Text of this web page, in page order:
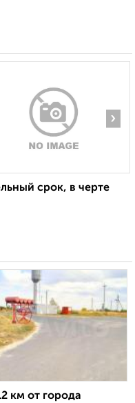
›
срок, в черте
км от города